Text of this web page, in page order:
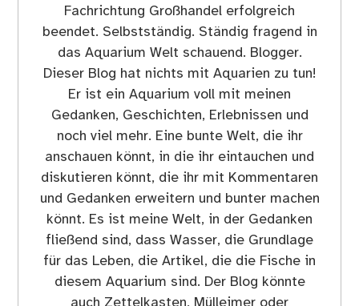
Fachrichtung Großhandel erfolgreich
beendet. Selbstständig. Ständig fragend in
das Aquarium Welt schauend. Blogger.
Dieser Blog hat nichts mit Aquarien zu tun!
Er ist ein Aquarium voll mit meinen
Gedanken, Geschichten, Erlebnissen und
noch viel mehr. Eine bunte Welt, die ihr
anschauen könnt, in die ihr eintauchen und
diskutieren könnt, die ihr mit Kommentaren
und Gedanken erweitern und bunter machen
könnt. Es ist meine Welt, in der Gedanken
fließend sind, dass Wasser, die Grundlage
für das Leben, die Artikel, die die Fische in
diesem Aquarium sind. Der Blog könnte